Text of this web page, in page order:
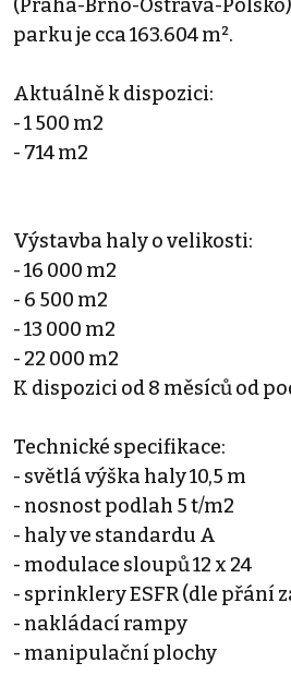
(Praha-Brno-Ostrava-
parku je cca 163.604 m².
Aktuálně k dispozici:
- 1 500 m2
- 714 m2
Výstavba haly o velikosti:
- 16 000 m2
- 6 500 m2
- 13 000 m2
- 22 000 m2
K dispozici od 8 měsíců od
Technické specifikace:
- světlá výška haly 10,5 m
- nosnost podlah 5 t/m2
- haly ve standardu A
- modulace sloupů 12 x 24
- sprinklery ESFR (dle přání
- nakládací rampy
- manipulační plochy